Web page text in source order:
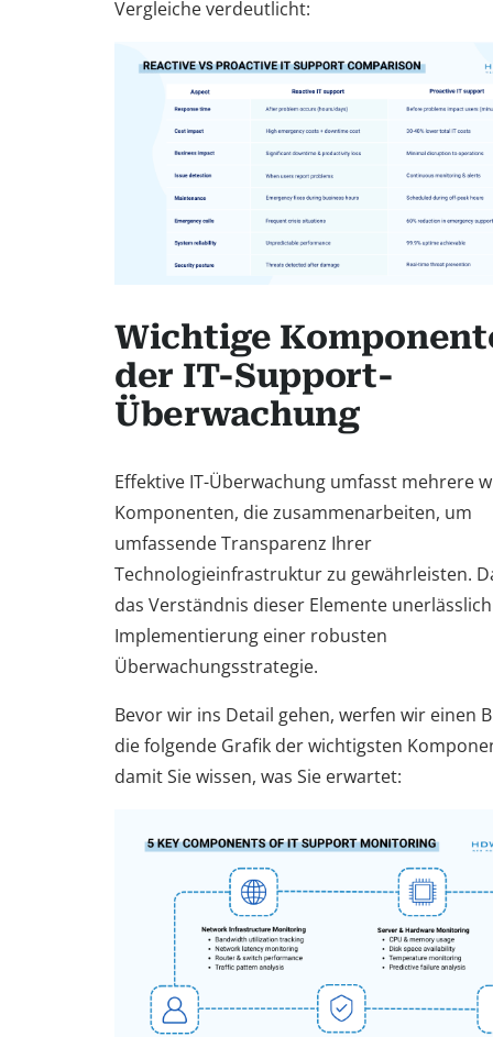
Vergleiche verdeutlicht:
Wichtige
der IT-Support-
Überwachung
Effektive IT-Überwachung umfasst mehrere
Komponenten, die zusammenarbeiten, um
umfassende Transparenz Ihrer
Technologieinfrastruktur zu gewährleisten.
das Verständnis dieser Elemente
Implementierung einer robusten
Überwachungsstrategie.
Bevor wir ins Detail gehen, werfen wir einen
die folgende Grafik der wichtigsten
damit Sie wissen, was Sie erwartet: